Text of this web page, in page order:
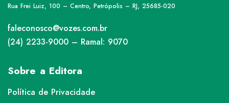
Rua Frei Luiz, 100 – Centro, Petrópolis – RJ, 25685-020
faleconosco@vozes.com.br
(24) 2233-9000 – Ramal: 9070
Sobre a Editora
Política de Privacidade